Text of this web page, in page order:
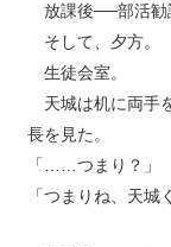
放課後──部活勧
そして、夕方。
生徒会室。
天城は机に両手
長を見た。
「……つまり？」
「つまりね、天城